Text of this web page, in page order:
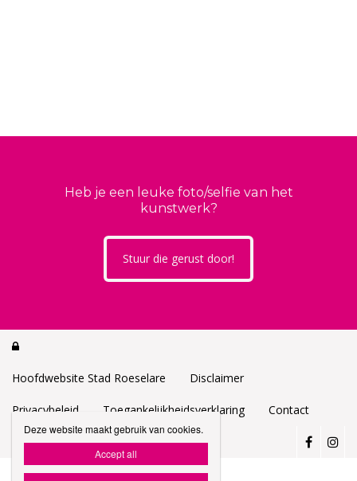
Heb je een leuke foto/selfie van het
kunstwerk?
Stuur die gerust door!

Hoofdwebsite Stad Roeselare Disclaimer
Privacybeleid Toegankelijkheidsverklaring Contact
Deze website maakt gebruik van cookies.
Accept all